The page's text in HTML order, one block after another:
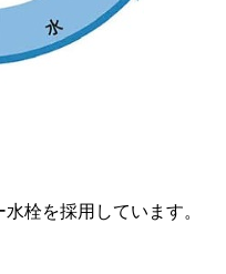
栓を採用しています。